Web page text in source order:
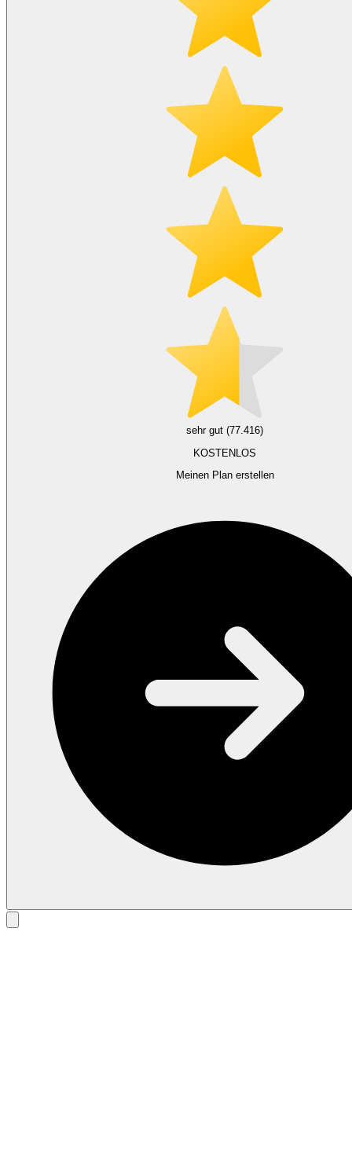
sehr gut (77.416)
KOSTENLOS
Meinen Plan erstellen